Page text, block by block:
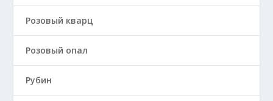
Розовый кварц
Розовый опал
Рубин